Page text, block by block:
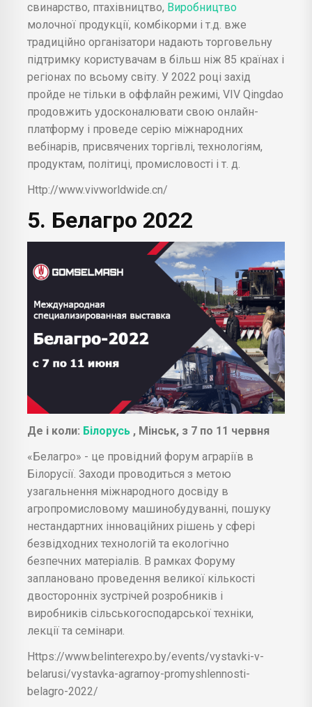
свинарство, птахівництво, Виробництво
молочної продукції, комбікорми і т.д. вже
традиційно організатори надають торговельну
підтримку користувачам в більш ніж 85 країнах і
регіонах по всьому світу. У 2022 році захід
пройде не тільки в оффлайн режимі, VIV Qingdao
продовжить удосконалювати свою онлайн-
платформу і проведе серію міжнародних
вебінарів, присвячених торгівлі, технологіям,
продуктам, політиці, промисловості і т. д.
Http://www.vivworldwide.cn/
5. Белагро 2022
Де і коли: Білорусь , Мінськ, з 7 по 11 червня
«Белагро» - це провідний форум аграріїв в
Білорусії. Заходи проводиться з метою
узагальнення міжнародного досвіду в
агропромисловому машинобудуванні, пошуку
нестандартних інноваційних рішень у сфері
безвідходних технологій та екологічно
безпечних матеріалів. В рамках Форуму
заплановано проведення великої кількості
двосторонніх зустрічей розробників і
виробників сільськогосподарської техніки,
лекції та семінари.
Https://www.belinterexpo.by/events/vystavki-v-
belarusi/vystavka-agrarnoy-promyshlennosti-
belagro-2022/